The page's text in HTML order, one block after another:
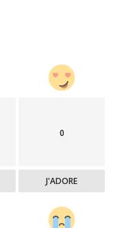
0
J'ADORE